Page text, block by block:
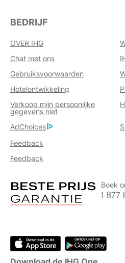
BEDRIJF
OVER IHG
Chat met ons
Gebruiksvoorwaarden
Hotelontwikkeling
Verkoop mijn persoonlijke
gegevens niet
AdChoices
Feedback
Feedback
Boek
1 877